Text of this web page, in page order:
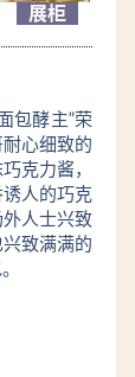
展柜
包酵主”荣
心细致的
克力酱，
人的巧克
人士兴致
致满满的